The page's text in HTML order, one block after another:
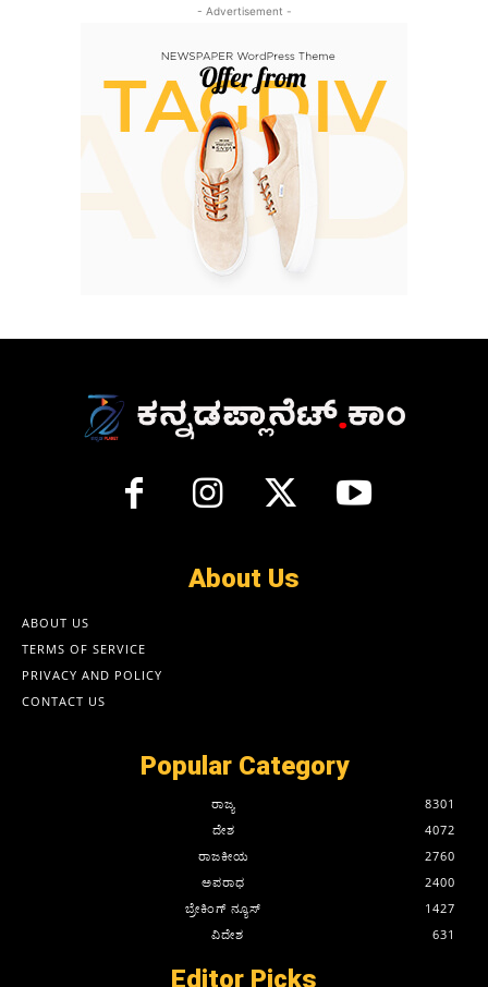
- Advertisement -
About Us
ABOUT US
TERMS OF SERVICE
PRIVACY AND POLICY
CONTACT US
Popular Category
ರಾಜ್ಯ
8301
ದೇಶ
4072
ರಾಜಕೀಯ
2760
ಅಪರಾಧ
2400
ಬ್ರೇಕಿಂಗ್ ನ್ಯೂಸ್
1427
ವಿದೇಶ
631
Editor Picks